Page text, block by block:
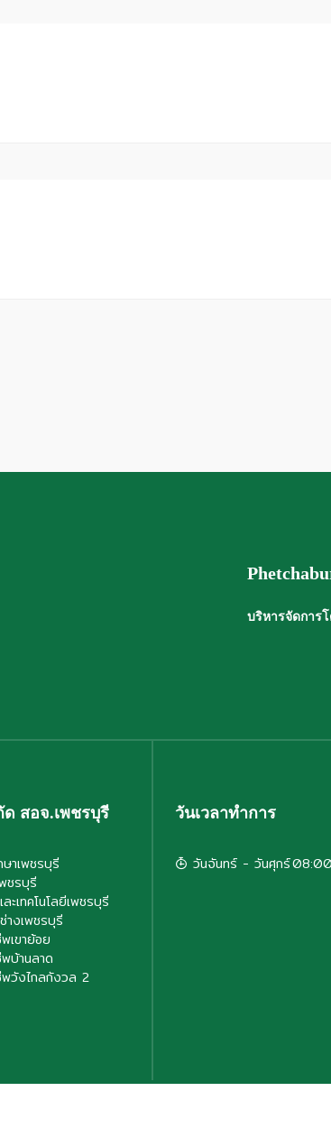
บริหารจัดการ
สอจ.เพชรบุรี
าเพชรบุรี
ชรบุรี
ะเทคโนโลยีเพชรบุรี
างเพชรบุรี
เขาย้อย
บ้านลาด
พวังไกลกังวล 2
วันเวลาทำการ
วันจันทร์ - วันศุกร์